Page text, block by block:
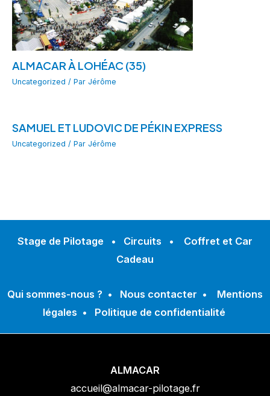
ALMACAR À LOHÉAC (35)
Uncategorized / Par Jérôme
SAMUEL ET LUDOVIC DE PÉKIN EXPRESS
Uncategorized / Par Jérôme
Stage de Pilotage • Circuits • Coffret et Car
Cadeau
Qui sommes-nous ? • Nous contacter • Mentions
légales • Politique de confidentialité
ALMACAR
accueil@almacar-pilotage.fr